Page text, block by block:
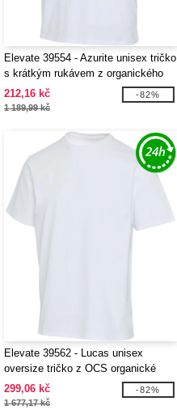
Elevate 39554 - Azurite unisex tričko
s krátkým rukávem z organického
OCS materiálu o gramáži 160 g/m²
212,16 kč
1 189,99 kč
-82%
Elevate 39562 - Lucas unisex
oversize tričko z OCS organické
příze o gramáži 260 g/m2
299,06 kč
1 677,17 kč
-82%